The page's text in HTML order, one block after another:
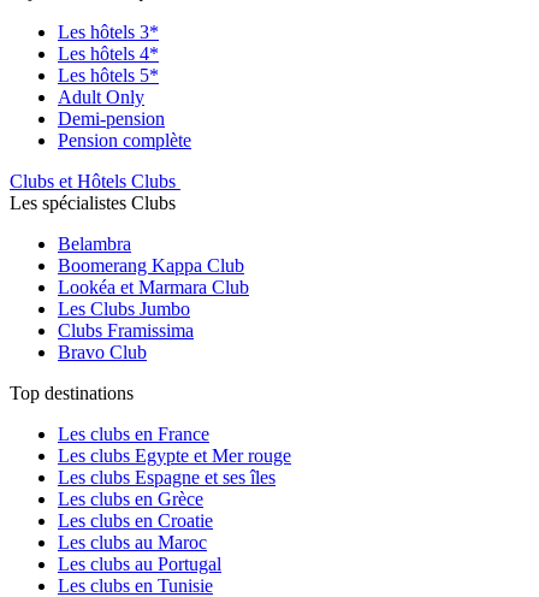
Les hôtels 3*
Les hôtels 4*
Les hôtels 5*
Adult Only
Demi-pension
Pension complète
Clubs et Hôtels Clubs
Les spécialistes Clubs
Belambra
Boomerang Kappa Club
Lookéa et Marmara Club
Les Clubs Jumbo
Clubs Framissima
Bravo Club
Top destinations
Les clubs en France
Les clubs Egypte et Mer rouge
Les clubs Espagne et ses îles
Les clubs en Grèce
Les clubs en Croatie
Les clubs au Maroc
Les clubs au Portugal
Les clubs en Tunisie